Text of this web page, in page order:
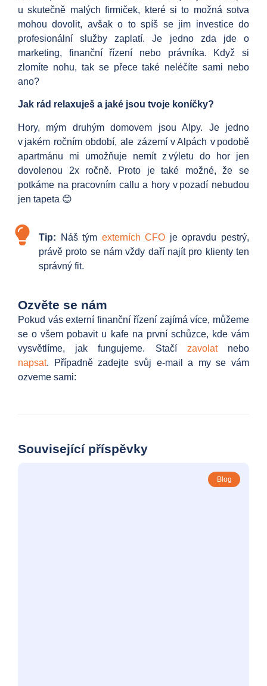
u skutečně malých firmiček, které si to možná sotva
mohou dovolit, avšak o to spíš se jim investice do
profesionální služby zaplatí. Je jedno zda jde o
marketing, finanční řízení nebo právníka. Když si
zlomíte nohu, tak se přece také neléčíte sami nebo
ano?
Jak rád relaxuješ a jaké jsou tvoje koníčky?
Hory, mým druhým domovem jsou Alpy. Je jedno
v jakém ročním období, ale zázemí v Alpách v podobě
apartmánu mi umožňuje nemít z výletu do hor jen
dovolenou 2x ročně. Proto je také možné, že se
potkáme na pracovním callu a hory v pozadí nebudou
jen tapeta 😊
Tip: Náš tým externích CFO je opravdu pestrý,
právě proto se nám vždy daří najít pro klienty ten
správný fit.
Ozvěte se nám
Pokud vás externí finanční řízení zajímá více, můžeme
se o všem pobavit u kafe na první schůzce, kde vám
vysvětlíme, jak fungujeme. Stačí zavolatnebo
napsat. Případně zadejte svůj e-mail a my se vám
ozveme sami:
Související příspěvky
Blog